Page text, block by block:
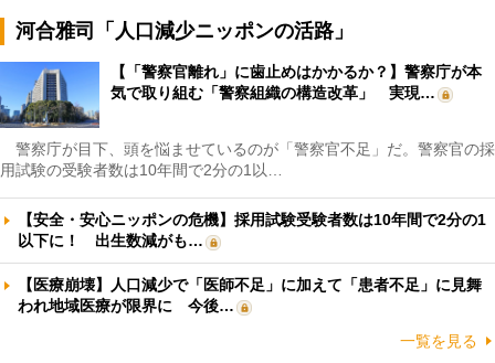
河合雅司「人口減少ニッポンの活路」
【「警察官離れ」に歯止めはかかるか？】警察庁が本
気で取り組む「警察組織の構造改革」 実現…
警察庁が目下、頭を悩ませているのが「警察官不足」だ。警察官の採
用試験の受験者数は10年間で2分の1以…
【安全・安心ニッポンの危機】採用試験受験者数は10年間で2分の1
以下に！ 出生数減がも…
【医療崩壊】人口減少で「医師不足」に加えて「患者不足」に見舞
われ地域医療が限界に 今後…
一覧を見る